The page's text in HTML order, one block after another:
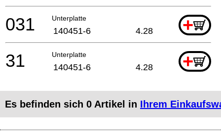
Unterplatte +
031 140451-6 4.28
Unterplatte +
31 140451-6 4.28
Es befinden sich 0 Artikel in Ihrem